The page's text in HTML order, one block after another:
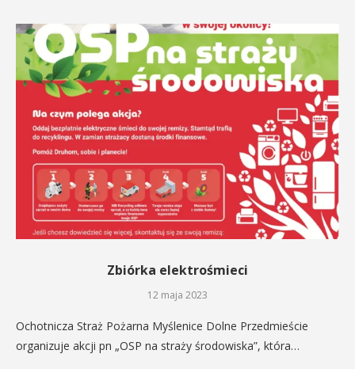
Zbiórka elektrośmieci
12 maja 2023
Ochotnicza Straż Pożarna Myślenice Dolne Przedmieście
organizuje akcji pn „OSP na straży środowiska”, która…